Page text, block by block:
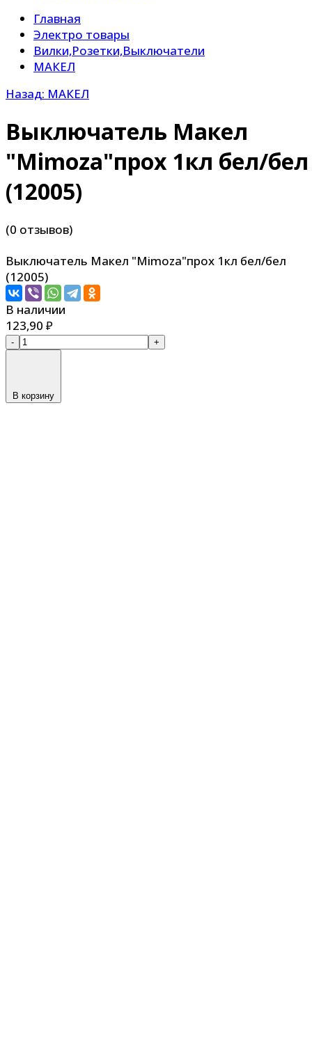
Главная
Электро товары
Вилки,Розетки,Выключатели
МАКЕЛ
Назад: МАКЕЛ
Выключатель Макел
"Mimoza"прох 1кл бел/бел
(12005)
(0 отзывов)
Выключатель Макел "Mimoza"прох 1кл бел/бел
(12005)
В наличии
123,90 ₽
- +
В корзину